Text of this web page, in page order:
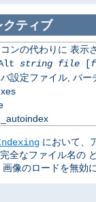
クティブ
ンの代わりに 表示
string file[
設定ファイル, バ
において、
全なファイル名の
像のロードを無効